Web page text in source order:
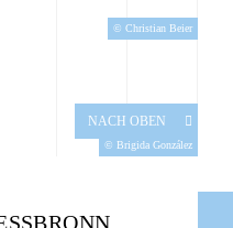
© Christian Beier
NACH OBEN
© Brigida González